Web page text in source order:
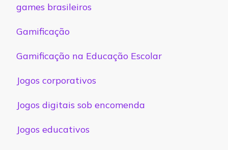
games brasileiros
Gamificação
Gamificação na Educação Escolar
Jogos corporativos
Jogos digitais sob encomenda
Jogos educativos